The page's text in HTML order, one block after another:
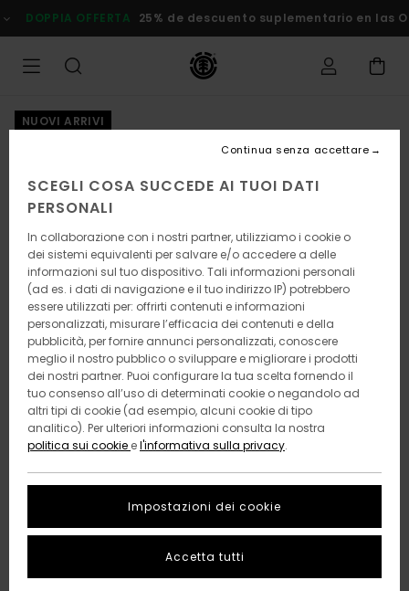
alle
informazioni
prodotto
DOPPIA OFFERTA 25% de descuento suplementario en
NUOVI ARRIVI
SCEGLI COSA SUCCEDE AI TUOI DATI
PERSONALI
In collaborazione con i nostri partner, utilizziamo i cookie o
dei sistemi equivalenti per salvare e/o accedere a delle
informazioni sul tuo dispositivo. Tali informazioni personali
(ad es. i dati di navigazione e il tuo indirizzo IP) potrebbero
essere utilizzati per: offrirti contenuti e informazioni
personalizzati, misurare l’efficacia dei contenuti e della
pubblicità, per fornire annunci personalizzati, conoscere
meglio il nostro pubblico o sviluppare e migliorare i prodotti
dei nostri partner. Puoi configurare la tua scelta fornendo il
tuo consenso all’uso di determinati cookie o negandolo ad
altri tipi di cookie (ad esempio, alcuni cookie di tipo
analitico). Per ulteriori informazioni consulta la nostra
politica sui cookie el'informativa sulla privacy.
Impostazioni dei cookie
Continua senza accettare
Accetta tutti